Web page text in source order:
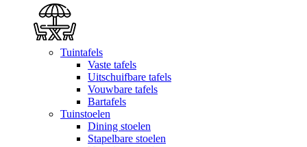
Tuintafels
Vaste tafels
Uitschuifbare tafels
Vouwbare tafels
Bartafels
Tuinstoelen
Dining stoelen
Stapelbare stoelen